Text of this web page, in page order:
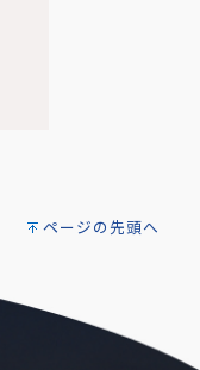
ページの先頭へ